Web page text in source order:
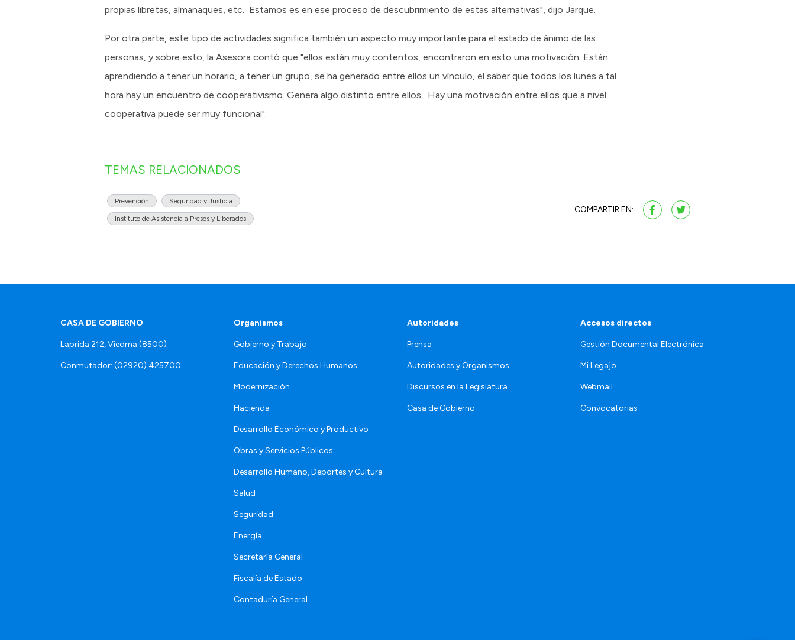
propias libretas, almanaques, etc. Estamos es en ese proceso de descubrimiento de estas alternativas", dijo Jarque.
Por otra parte, este tipo de actividades significa también un aspecto muy importante para el estado de ánimo de las
personas, y sobre esto, la Asesora contó que "ellos están muy contentos, encontraron en esto una motivación. Están
aprendiendo a tener un horario, a tener un grupo, se ha generado entre ellos un vínculo, el saber que todos los lunes a tal
hora hay un encuentro de cooperativismo. Genera algo distinto entre ellos. Hay una motivación entre ellos que a nivel
cooperativa puede ser muy funcional".
TEMAS RELACIONADOS
Prevención Seguridad y Justicia
Instituto de Asistencia a Presos y Liberados
COMPARTIR EN:
CASA DE GOBIERNO
Laprida 212, Viedma (8500)
Conmutador: (02920) 425700
Organismos
Gobierno y Trabajo
Educación y Derechos Humanos
Modernización
Hacienda
Desarrollo Económico y Productivo
Obras y Servicios Públicos
Desarrollo Humano, Deportes y Cultura
Salud
Seguridad
Energía
Secretaría General
Fiscalía de Estado
Contaduría General
Autoridades
Prensa
Autoridades y Organismos
Discursos en la Legislatura
Casa de Gobierno
Accesos directos
Gestión Documental Electrónica
Mi Legajo
Webmail
Convocatorias